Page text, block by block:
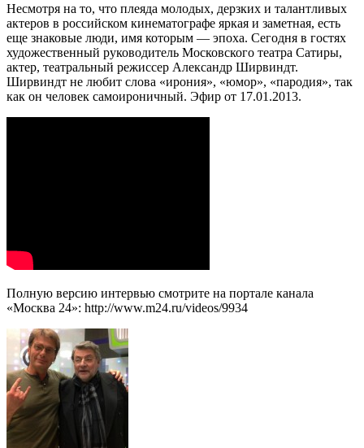
Несмотря на то, что плеяда молодых, дерзких и талантливых
актеров в российском кинематографе яркая и заметная, есть
еще знаковые люди, имя которым — эпоха. Сегодня в гостях
художественный руководитель Московского театра Сатиры,
актер, театральный режиссер Александр Ширвиндт.
Ширвиндт не любит слова «ирония», «юмор», «пародия», так
как он человек самоироничный. Эфир от 17.01.2013.
Полную версию интервью смотрите на портале канала
«Москва 24»: http://www.m24.ru/videos/9934